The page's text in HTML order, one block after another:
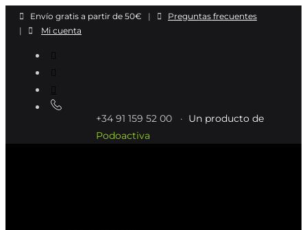
Envío gratis a partir de 50€ |
Preguntas frecuentes
|
Mi cuenta
+34 91 159 52 00 · Un producto de
Podoactiva